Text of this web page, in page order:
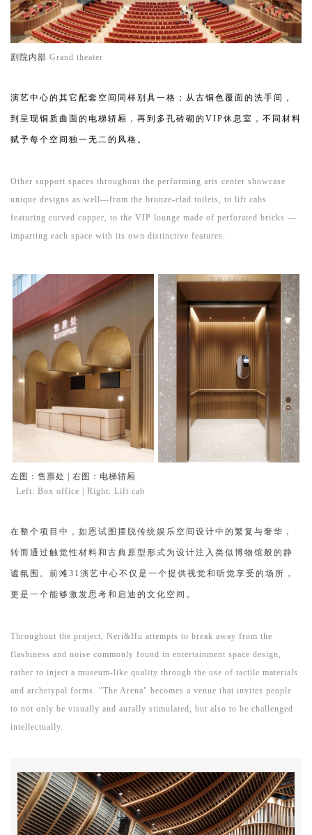
剧院内部 Grand theater
演艺中心的其它配套空间同样别具一格；从古铜色覆面的洗手间，
到呈现铜质曲面的电梯轿厢，再到多孔砖砌的VIP休息室，不同材料
赋予每个空间独一无二的风格。
Other support spaces throughout the performing arts center showcase
unique designs as well—from the bronze-clad toilets, to lift cabs
featuring curved copper, to the VIP lounge made of perforated bricks —
imparting each space with its own distinctive features.
左图：售票处 | 右图：电梯轿厢
Left: Box office | Right: Lift cab
在整个项目中，如恩试图摆脱传统娱乐空间设计中的繁复与奢华，
转而通过触觉性材料和古典原型形式为设计注入类似博物馆般的静
谧氛围。前滩31演艺中心不仅是一个提供视觉和听觉享受的场所，
更是一个能够激发思考和启迪的文化空间。
Throughout the project, Neri&Hu attempts to break away from the
flashiness and noise commonly found in entertainment space design,
rather to inject a museum-like quality through the use of tactile materials
and archetypal forms. "The Arena" becomes a venue that invites people
to not only be visually and aurally stimulated, but also to be challenged
intellectually.